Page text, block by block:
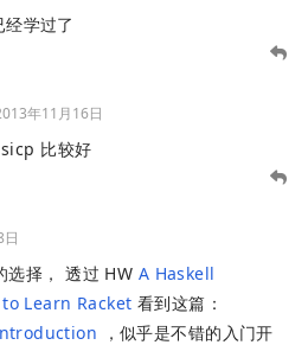
学过了
年11月16日
比较好
选择， 透过 HW A Haskell
Learn Racket 看到这篇：
，似乎是不错的入门开